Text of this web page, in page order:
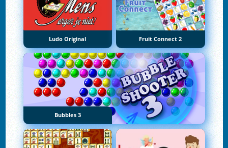
Ludo Original Fruit Connect 2
Bubbles 3